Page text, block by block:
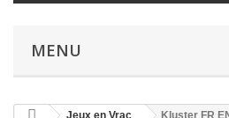
MENU
Jeux en Vrac Kluster FR